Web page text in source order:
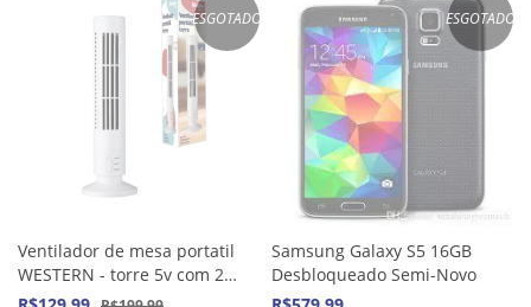
ESGOTADO
Ventilador de mesa portatil
WESTERN - torre 5v com 2
velocidades
ESGOTADO
Samsung Galaxy S5 16GB
Desbloqueado Semi-Novo